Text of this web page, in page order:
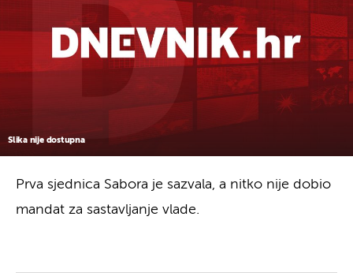
Slika nije dostupna
Prva sjednica Sabora je sazvala, a nitko nije dobio
mandat za sastavljanje vlade.